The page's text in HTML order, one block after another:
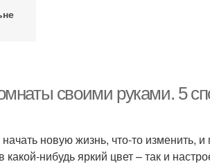
своими руками. 5
начать новую жизнь, что-то изменить,
какой-нибудь яркий цвет – так и